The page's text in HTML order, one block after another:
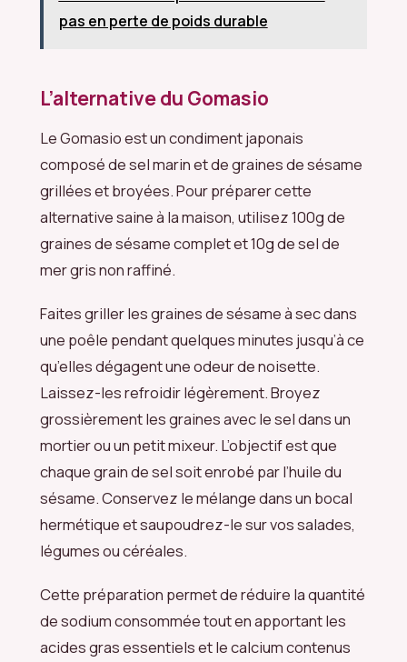
pas en perte de poids durable
L’alternative du Gomasio
Le Gomasio est un condiment japonais
composé de sel marin et de graines de sésame
grillées et broyées. Pour préparer cette
alternative saine à la maison, utilisez 100g de
graines de sésame complet et 10g de sel de
mer gris non raffiné.
Faites griller les graines de sésame à sec dans
une poêle pendant quelques minutes jusqu’à ce
qu’elles dégagent une odeur de noisette.
Laissez-les refroidir légèrement. Broyez
grossièrement les graines avec le sel dans un
mortier ou un petit mixeur. L’objectif est que
chaque grain de sel soit enrobé par l’huile du
sésame. Conservez le mélange dans un bocal
hermétique et saupoudrez-le sur vos salades,
légumes ou céréales.
Cette préparation permet de réduire la quantité
de sodium consommée tout en apportant les
acides gras essentiels et le calcium contenus